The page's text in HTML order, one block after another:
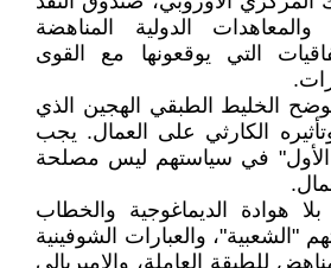
والمعاهدات الدولية المناهضة
التي يوقعونها مع القوى
الخليط الطبقي الهجين الذي
الكارثي على العمال. يجب
الأول" في سياستهم ليس مصلحة
هوادة الديماغوجية والخطاب
"الشعبية"، والعبارات الشوفينية
للطبقة العاملة، والإمبريالي